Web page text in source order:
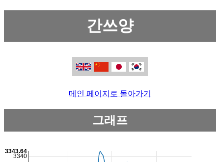
간쓰양
메인 페이지로 돌아가기
그래프
3340
3343.64